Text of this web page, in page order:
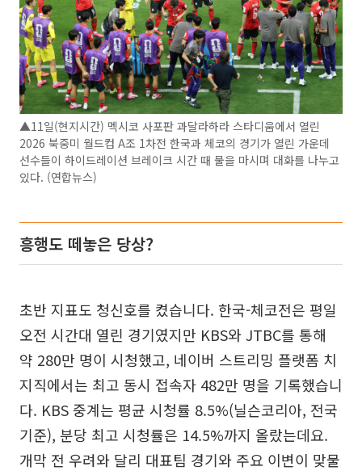
▲11일(현지시간) 멕시코 사포판 과달라하라 스타디움에서 열린
2026 북중미 월드컵 A조 1차전 한국과 체코의 경기가 열린 가운데
선수들이 하이드레이션 브레이크 시간 때 물을 마시며 대화를 나누고
있다. (연합뉴스)
흥행도 떼놓은 당상?
초반 지표도 청신호를 켰습니다. 한국-체코전은 평일
오전 시간대 열린 경기였지만 KBS와 JTBC를 통해
약 280만 명이 시청했고, 네이버 스트리밍 플랫폼 치
지직에서는 최고 동시 접속자 482만 명을 기록했습니
다. KBS 중계는 평균 시청률 8.5%(닐슨코리아, 전국
기준), 분당 최고 시청률은 14.5%까지 올랐는데요.
개막 전 우려와 달리 대표팀 경기와 주요 이변이 맞물